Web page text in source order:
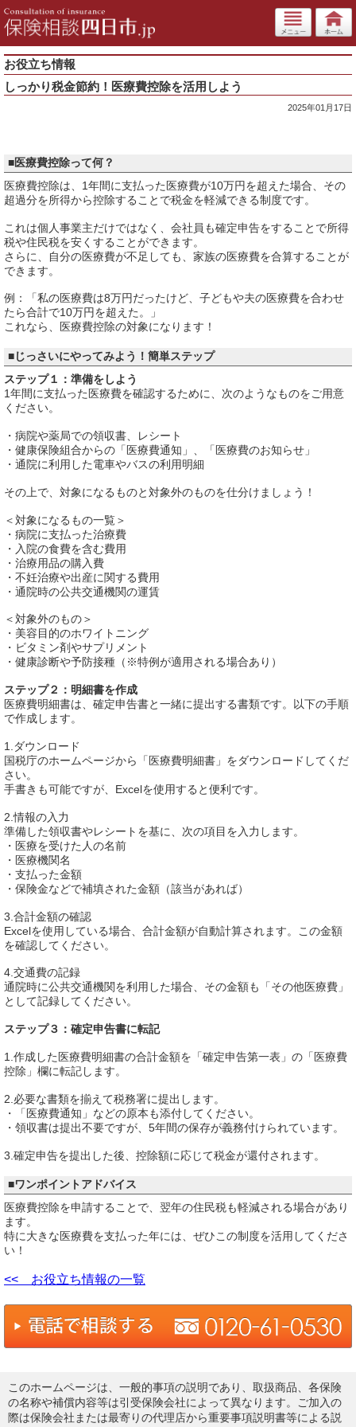
お役立ち情報
しっかり税金節約！医療費控除を活用しよう
2025年01月17日
■医療費控除って何？
医療費控除は、1年間に支払った医療費が10万円を超えた場合、その
超過分を所得から控除することで税金を軽減できる制度です。
これは個人事業主だけではなく、会社員も確定申告をすることで所得
税や住民税を安くすることができます。
さらに、自分の医療費が不足しても、家族の医療費を合算することが
できます。
例：「私の医療費は8万円だったけど、子どもや夫の医療費を合わせ
たら合計で10万円を超えた。」
これなら、医療費控除の対象になります！
■じっさいにやってみよう！簡単ステップ
ステップ１：準備をしよう
1年間に支払った医療費を確認するために、次のようなものをご用意
ください。
・病院や薬局での領収書、レシート
・健康保険組合からの「医療費通知」、「医療費のお知らせ」
・通院に利用した電車やバスの利用明細
その上で、対象になるものと対象外のものを仕分けましょう！
＜対象になるもの一覧＞
・病院に支払った治療費
・入院の食費を含む費用
・治療用品の購入費
・不妊治療や出産に関する費用
・通院時の公共交通機関の運賃
＜対象外のもの＞
・美容目的のホワイトニング
・ビタミン剤やサプリメント
・健康診断や予防接種（※特例が適用される場合あり）
ステップ２：明細書を作成
医療費明細書は、確定申告書と一緒に提出する書類です。以下の手順
で作成します。
1.ダウンロード
国税庁のホームページから「医療費明細書」をダウンロードしてくだ
さい。
手書きも可能ですが、Excelを使用すると便利です。
2.情報の入力
準備した領収書やレシートを基に、次の項目を入力します。
・医療を受けた人の名前
・医療機関名
・支払った金額
・保険金などで補填された金額（該当があれば）
3.合計金額の確認
Excelを使用している場合、合計金額が自動計算されます。この金額
を確認してください。
4.交通費の記録
通院時に公共交通機関を利用した場合、その金額も「その他医療費」
として記録してください。
ステップ３：確定申告書に転記
1.作成した医療費明細書の合計金額を「確定申告第一表」の「医療費
控除」欄に転記します。
2.必要な書類を揃えて税務署に提出します。
・「医療費通知」などの原本も添付してください。
・領収書は提出不要ですが、5年間の保存が義務付けられています。
3.確定申告を提出した後、控除額に応じて税金が還付されます。
■ワンポイントアドバイス
医療費控除を申請することで、翌年の住民税も軽減される場合があり
ます。
特に大きな医療費を支払った年には、ぜひこの制度を活用してくださ
い！
<< お役立ち情報の一覧
このホームページは、一般的事項の説明であり、取扱商品、各保険
の名称や補償内容等は引受保険会社によって異なります。ご加入の
際は保険会社または最寄りの代理店から重要事項説明書等による説